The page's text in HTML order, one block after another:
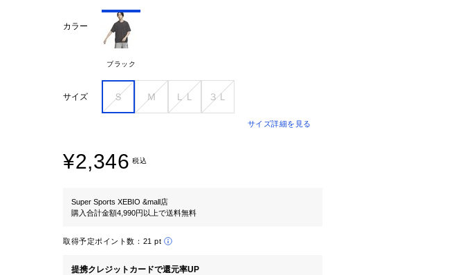
カラー
ブラック
サイズ Ｓ Ｍ ＬＬ ３Ｌ
サイズ詳細を見る
¥2,346 税込
Super Sports XEBIO &mall店
購入合計金額4,990円以上で送料無料
取得予定ポイント数： 21 pt
提携クレジットカードで還元率UP